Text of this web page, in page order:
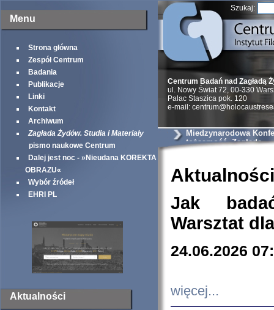
Menu
Strona główna
Zespół Centrum
Badania
Publikacje
Linki
Kontakt
Archiwum
Zagłada Żydów. Studia i Materiały
pismo naukowe Centrum
Dalej jest noc - »Nieudana KOREKTA
OBRAZU«
Wybór źródeł
EHRI PL
Aktualności
Szukaj:
Centrum Badań nad Zagładą
ul. Nowy Świat 72, 00-330
Palac Staszica pok. 120
e-mail:
Miedzynarodowa
tożsamość, Zagłada
Aktualności
Jak
Warsztat
24.06.2026
więcej...